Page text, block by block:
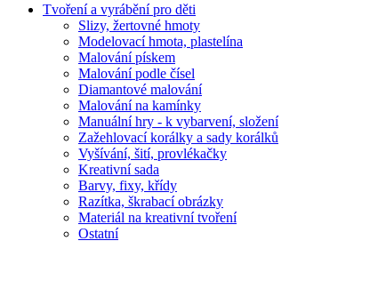
Tvoření a vyrábění pro děti
Slizy, žertovné hmoty
Modelovací hmota, plastelína
Malování pískem
Malování podle čísel
Diamantové malování
Malování na kamínky
Manuální hry - k vybarvení, složení
Zažehlovací korálky a sady korálků
Vyšívání, šití, provlékačky
Kreativní sada
Barvy, fixy, křídy
Razítka, škrabací obrázky
Materiál na kreativní tvoření
Ostatní